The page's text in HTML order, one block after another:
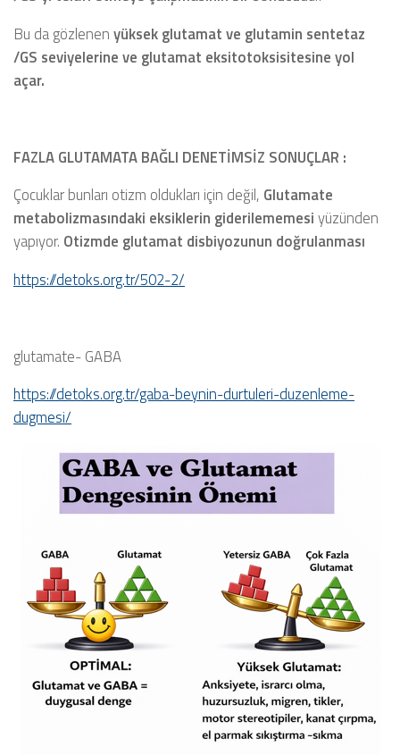
Bu da gözlenen yüksek glutamat ve glutamin sentetaz
/GS seviyelerine ve glutamat eksitotoksisitesine yol
açar.
FAZLA GLUTAMATA BAĞLI DENETİMSİZ SONUÇLAR :
Çocuklar bunları otizm oldukları için değil, Glutamate
metabolizmasındaki eksiklerin giderilememesi yüzünden
yapıyor. Otizmde glutamat disbiyozunun doğrulanması
https://detoks.org.tr/502-2/
glutamate- GABA
https://detoks.org.tr/gaba-beynin-durtuleri-duzenleme-
dugmesi/